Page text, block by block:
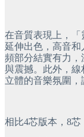
在音質表現上，
延伸出色，高音
頻部分結實有力
與震撼。此外，線
立體的音樂氛圍，
相比4芯版本，8芯